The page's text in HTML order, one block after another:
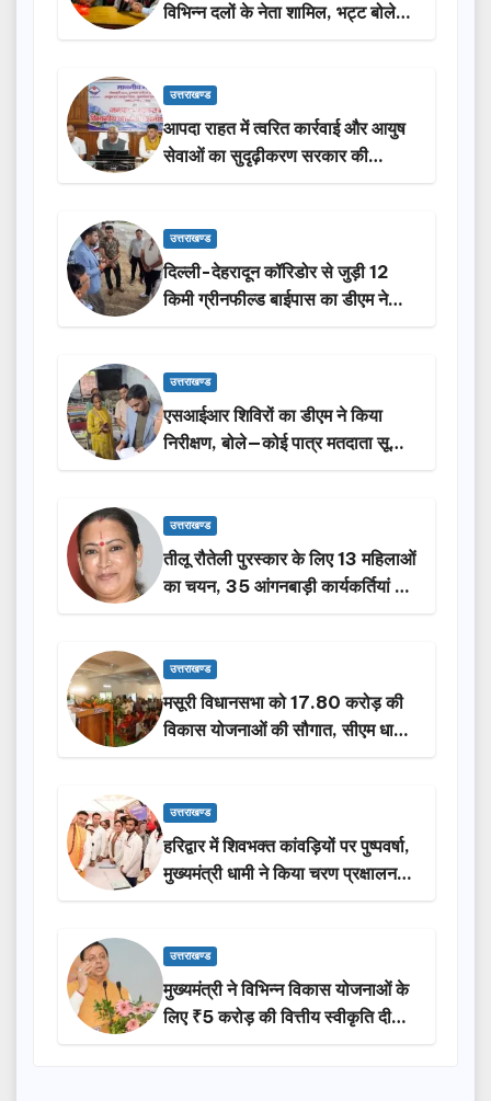
विभिन्न दलों के नेता शामिल, भट्ट बोले-
2027 में जीत की हैट्रिक लगाएगी पार्टी
उत्तराखण्ड
आपदा राहत में त्वरित कार्रवाई और आयुष
सेवाओं का सुदृढ़ीकरण सरकार की
प्राथमिकता: मदन कौशिक
उत्तराखण्ड
दिल्ली-देहरादून कॉरिडोर से जुड़ी 12
किमी ग्रीनफील्ड बाईपास का डीएम ने
किया निरीक्षण…
उत्तराखण्ड
एसआईआर शिविरों का डीएम ने किया
निरीक्षण, बोले—कोई पात्र मतदाता सूची
से न छूटे…
उत्तराखण्ड
तीलू रौतेली पुरस्कार के लिए 13 महिलाओं
का चयन, 35 आंगनबाड़ी कार्यकर्तियां भी
होंगी सम्मानित…
उत्तराखण्ड
मसूरी विधानसभा को 17.80 करोड़ की
विकास योजनाओं की सौगात, सीएम धामी
ने किया लोकार्पण-शिलान्यास.
उत्तराखण्ड
हरिद्वार में शिवभक्त कांवड़ियों पर पुष्पवर्षा,
मुख्यमंत्री धामी ने किया चरण प्रक्षालन…
उत्तराखण्ड
मुख्यमंत्री ने विभिन्न विकास योजनाओं के
लिए ₹5 करोड़ की वित्तीय स्वीकृति दी…